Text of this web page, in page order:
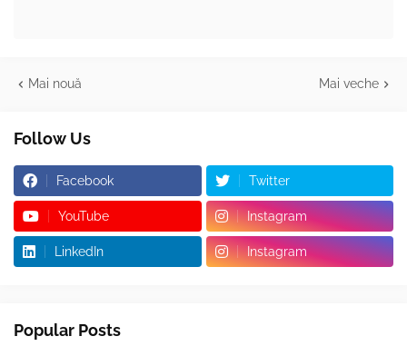
Mai nouă Mai veche
Follow Us
Facebook Twitter
YouTube Instagram
LinkedIn Instagram
Popular Posts